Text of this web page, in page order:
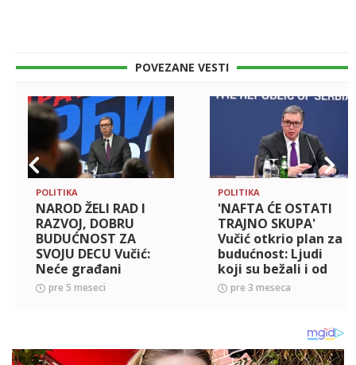
POVEZANE VESTI
POLITIKA
NAROD ŽELI RAD I
RAZVOJ, DOBRU
BUDUĆNOST ZA
SVOJU DECU Vučić:
Neće građani
blokade, neće
građani
pre 5 meseci
POLITIKA
'NAFTA ĆE OSTATI
TRAJNO SKUPA'
Vučić otkrio plan za
budućnost: Ljudi
koji su bežali i od
hibrida, na kraju će
preći na to
pre 3 meseca